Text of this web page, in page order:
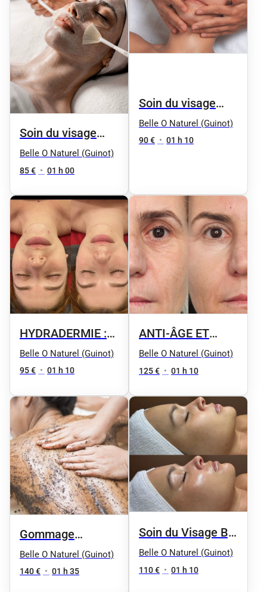
Soin du visage
"Équilibre" by
Phyt's
Belle O Naturel (Guinot)
85 € • 01 h 00
Soin du visage
"Aqua Phyt's" by
Phyt's - Femme
déshydratées)
Belle O Naturel (Guinot)
90 € • 01 h 10
HYDRADERMIE :
Soin de beauté
personnalisé du
peau
Belle O Naturel (Guinot)
95 € • 01 h 10
ANTI-ÂGE ET
FÉRMETÉ : Soin
jeunesse
LOGIC"
Hydradermie
jeunesse
Belle O Naturel (Guinot)
125 € • 01 h 10
Gommage
Douceur &
massage
Belle O Naturel (Guinot)
140 € • 01 h 35
Soin du Visage By
Phyt's
Belle O Naturel (Guinot)
110 € • 01 h 10